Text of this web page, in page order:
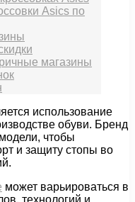
Asics по
магазины
использование
обуви. Бренд
чтобы
и защиту стопы во
может варьироваться в